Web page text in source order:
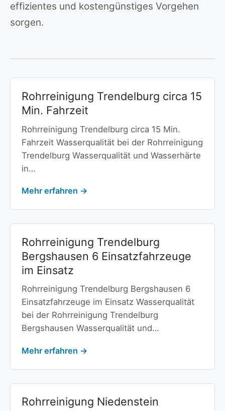
effizientes und kostengünstiges Vorgehen
sorgen.
Rohrreinigung Trendelburg circa 15
Min. Fahrzeit
Rohrreinigung Trendelburg circa 15 Min.
Fahrzeit Wasserqualität bei der Rohrreinigung
Trendelburg Wasserqualität und Wasserhärte
in…
Mehr erfahren →
Rohrreinigung Trendelburg
Bergshausen 6 Einsatzfahrzeuge
im Einsatz
Rohrreinigung Trendelburg Bergshausen 6
Einsatzfahrzeuge im Einsatz Wasserqualität
bei der Rohrreinigung Trendelburg
Bergshausen Wasserqualität und…
Mehr erfahren →
Rohrreinigung Niedenstein